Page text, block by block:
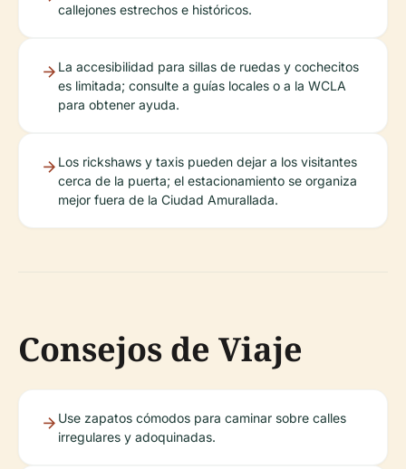
callejones estrechos e históricos.
La accesibilidad para sillas de ruedas y cochecitos
es limitada; consulte a guías locales o a la WCLA
para obtener ayuda.
Los rickshaws y taxis pueden dejar a los visitantes
cerca de la puerta; el estacionamiento se organiza
mejor fuera de la Ciudad Amurallada.
Consejos de Viaje
Use zapatos cómodos para caminar sobre calles
irregulares y adoquinadas.